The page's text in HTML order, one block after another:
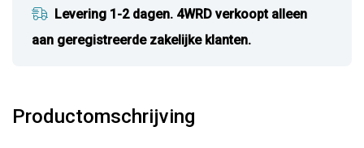
Levering 1-2 dagen. 4WRD verkoopt alleen
aan geregistreerde zakelijke klanten.
Productomschrijving